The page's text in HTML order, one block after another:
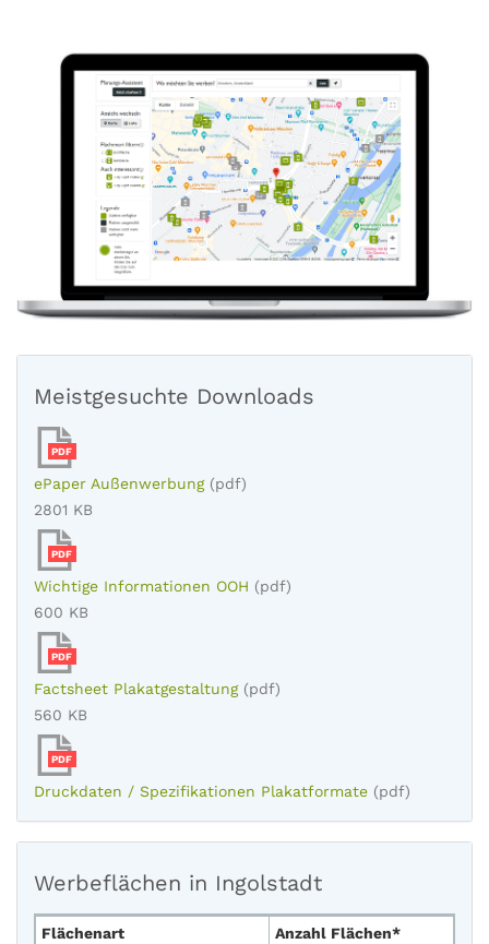
Meistgesuchte Downloads
PDF
ePaper Außenwerbung (pdf)
2801 KB
PDF
Wichtige Informationen OOH (pdf)
600 KB
PDF
Factsheet Plakatgestaltung (pdf)
560 KB
PDF
Druckdaten / Spezifikationen Plakatformate (pdf)
Werbeflächen in Ingolstadt
Flächenart
Anzahl Flächen*